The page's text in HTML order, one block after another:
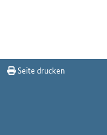
Seite drucken